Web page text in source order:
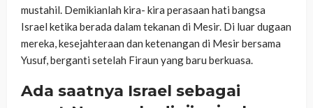
mustahil. Demikianlah kira- kira perasaan hati bangsa
Israel ketika berada dalam tekanan di Mesir. Di luar dugaan
mereka, kesejahteraan dan ketenangan di Mesir bersama
Yusuf, berganti setelah Firaun yang baru berkuasa.
Ada saatnya Israel sebagai